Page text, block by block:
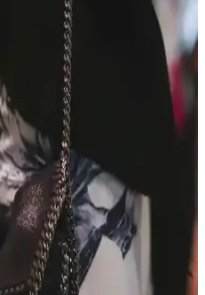
modellerin 'çocukça' algısı,
şekillenir. Stil, özgünlük ve
İsim, İnisiyal ve
çanta seçimi,
biçimini yansıtır. Doğum yılı,
etkiler.
Mini Çantası: Sanat ve
modeli, özgün geometrik
lüks çanta pazarında estetik ve